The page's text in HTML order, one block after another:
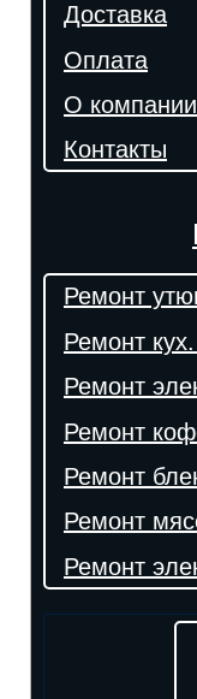
Доставка
Оплата
О компании
Контакты
Ремонт
Ремонт
Ремонт
Ремонт
Ремонт
Ремонт
Ремонт